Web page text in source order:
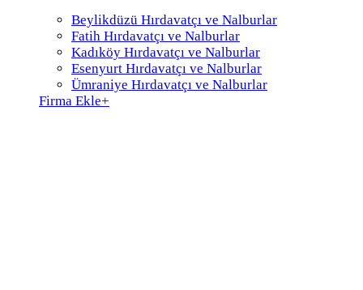
Beylikdüzü Hırdavatçı ve Nalburlar
Fatih Hırdavatçı ve Nalburlar
Kadıköy Hırdavatçı ve Nalburlar
Esenyurt Hırdavatçı ve Nalburlar
Ümraniye Hırdavatçı ve Nalburlar
Firma Ekle+